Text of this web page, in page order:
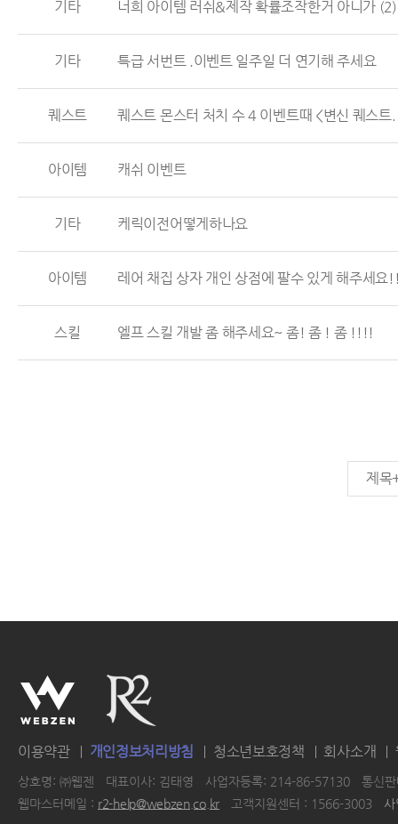
기타 너희 아이템 러쉬&제작 확률조작한거 아니가 (2)
기타 특급 서번트 .이벤트 일주일 더 연기해 주세요
퀘스트 퀘스트 몬스터 처치 수 4 이벤트때 <변신 퀘스
아이템 캐쉬 이벤트
기타 케릭이전어떻게하나요
아이템 레어 채집 상자 개인 상점에 팔수 있게 해주세
스킬 엘프 스킬 개발 좀 해주세요~ 좀! 좀 ! 좀 !!!!
제목
이용약관 개인정보처리방침 청소년보호정책 회사소개
상호명: ㈜웹젠 대표이사: 김태영 사업자등록: 214-86-57130
통신
웹마스터메일 : r2-help@webzen.co.kr 고객지원센터 : 1566-3003